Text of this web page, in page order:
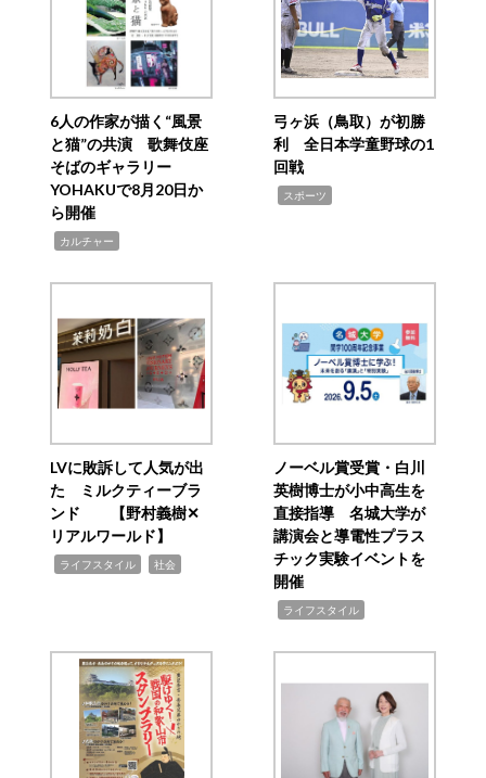
6人の作家が描く“風景
と猫”の共演 歌舞伎座
そばのギャラリー
YOHAKUで8月20日か
ら開催
カルチャー
弓ヶ浜（鳥取）が初勝
利 全日本学童野球の1
回戦
スポーツ
LVに敗訴して人気が出
た ミルクティーブラ
ンド 【野村義樹✕
リアルワールド】
ライフスタイル 社会
ノーベル賞受賞・白川
英樹博士が小中高生を
直接指導 名城大学が
講演会と導電性プラス
チック実験イベントを
開催
ライフスタイル